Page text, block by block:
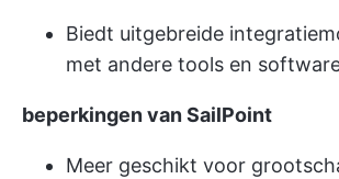
Biedt uitgebreide
met andere tools en
beperkingen van SailPoint
Meer geschikt voor